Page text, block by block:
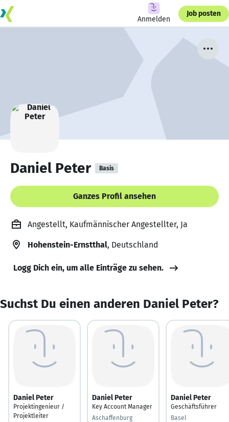
Anmelden
Job posten
Daniel Peter Basis
Ganzes Profil ansehen
Angestellt, Kaufmännischer Angestellter, Ja
Hohenstein-Ernstthal, Deutschland
Logg Dich ein, um alle Einträge zu sehen.
Suchst Du einen anderen Daniel Peter?
Daniel Peter
Projektingenieur /
Projektleiter
Daniel Peter
Key Account Manager
Aschaffenburg
Daniel Peter
Geschäftsführer
Basel